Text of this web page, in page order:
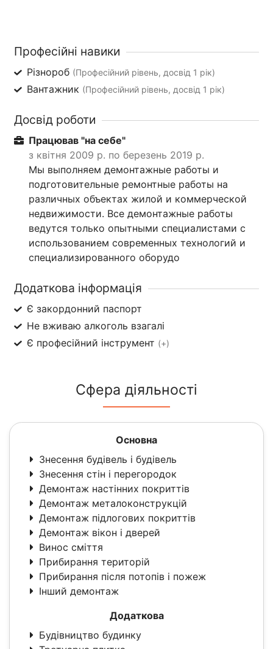
Професійні навики
Різнороб (Професійний рівень, досвід 1 рік)
Вантажник (Професійний рівень, досвід 1 рік)
Досвід роботи
Працював "на себе"
з квітня 2009 р. по березень 2019 р.
Мы выполняем демонтажные работы и
подготовительные ремонтные работы на
различных объектах жилой и коммерческой
недвижимости. Все демонтажные работы
ведутся только опытными специалистами с
использованием современных технологий и
специализированного оборудо
Додаткова інформація
Є закордонний паспорт
Не вживаю алкоголь взагалі
Є професійний інструмент (+)
Сфера діяльності
Основна
Знесення будівель і будівель
Знесення стін і перегородок
Демонтаж настінних покриттів
Демонтаж металоконструкцій
Демонтаж підлогових покриттів
Демонтаж вікон і дверей
Винос сміття
Прибирання територій
Прибирання після потопів і пожеж
Інший демонтаж
Додаткова
Будівництво будинку